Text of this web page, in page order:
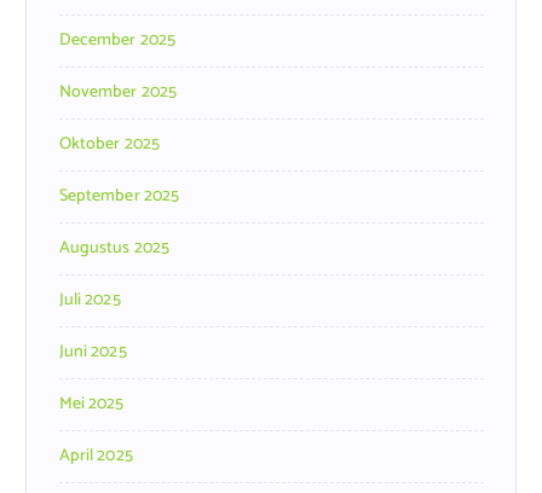
December 2025
November 2025
Oktober 2025
September 2025
Augustus 2025
Juli 2025
Juni 2025
Mei 2025
April 2025